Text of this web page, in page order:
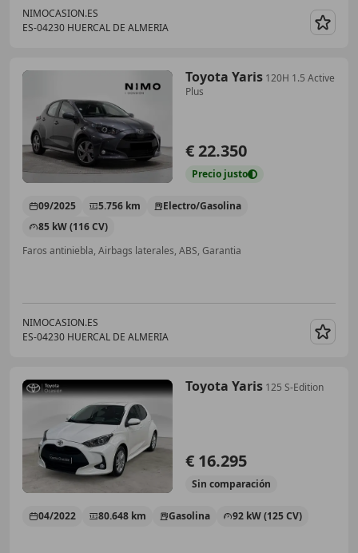
NIMOCASION.ES
ES-04230 HUERCAL DE ALMERIA
Toyota Yaris 120H 1.5 Active
Plus
€ 22.350
Precio justo
09/2025 5.756 km
Electro/Gasolina
85 kW (116 CV)
Faros antiniebla, Airbags laterales, ABS, Garantia
NIMOCASION.ES
ES-04230 HUERCAL DE ALMERIA
Toyota Yaris 125 S-Edition
€ 16.295
Sin comparación
04/2022 80.648 km Gasolina 92 kW (125 CV)